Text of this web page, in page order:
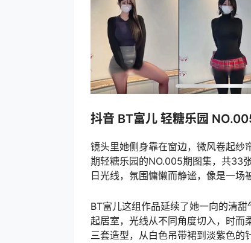
抖音 BT富儿 轻糖乐园
镜头里她侧身靠在窗边，微风卷起纱
期轻糖乐园的NO.005期图集，共33
日光线，氛围慵懒而静谧，像是一场
BT富儿这组作品延续了她一向的清
起居室，光线从不同角度切入，时而
三套造型，从白色吊带裙到淡紫色